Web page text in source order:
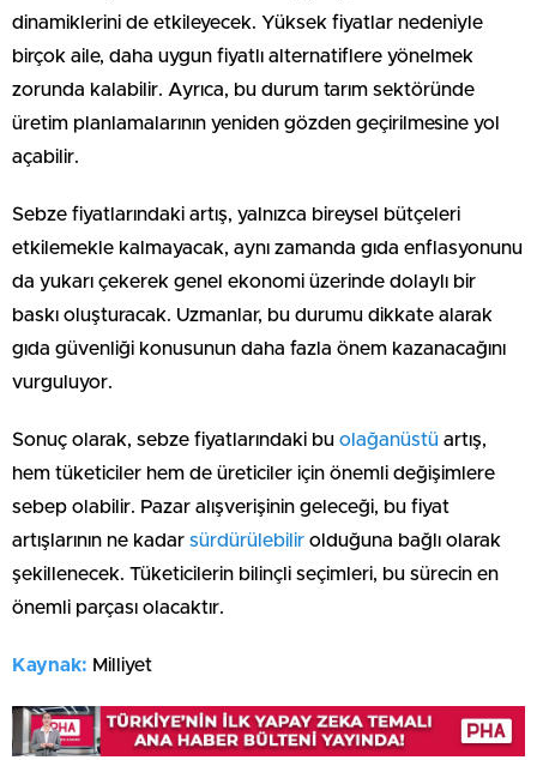
dinamiklerini de etkileyecek. Yüksek fiyatlar nedeniyle
birçok aile, daha uygun fiyatlı alternatiflere yönelmek
zorunda kalabilir. Ayrıca, bu durum tarım sektöründe
üretim planlamalarının yeniden gözden geçirilmesine yol
açabilir.
Sebze fiyatlarındaki artış, yalnızca bireysel bütçeleri
etkilemekle kalmayacak, aynı zamanda gıda enflasyonunu
da yukarı çekerek genel ekonomi üzerinde dolaylı bir
baskı oluşturacak. Uzmanlar, bu durumu dikkate alarak
gıda güvenliği konusunun daha fazla önem kazanacağını
vurguluyor.
Sonuç olarak, sebze fiyatlarındaki bu olağanüstü artış,
hem tüketiciler hem de üreticiler için önemli değişimlere
sebep olabilir. Pazar alışverişinin geleceği, bu fiyat
artışlarının ne kadar sürdürülebilir olduğuna bağlı olarak
şekillenecek. Tüketicilerin bilinçli seçimleri, bu sürecin en
önemli parçası olacaktır.
Kaynak: Milliyet